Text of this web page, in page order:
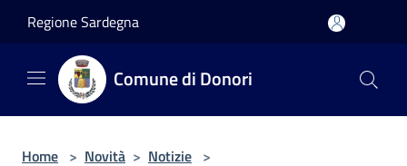
Regione Sardegna
Comune di Donori
Home > Novità > Notizie >